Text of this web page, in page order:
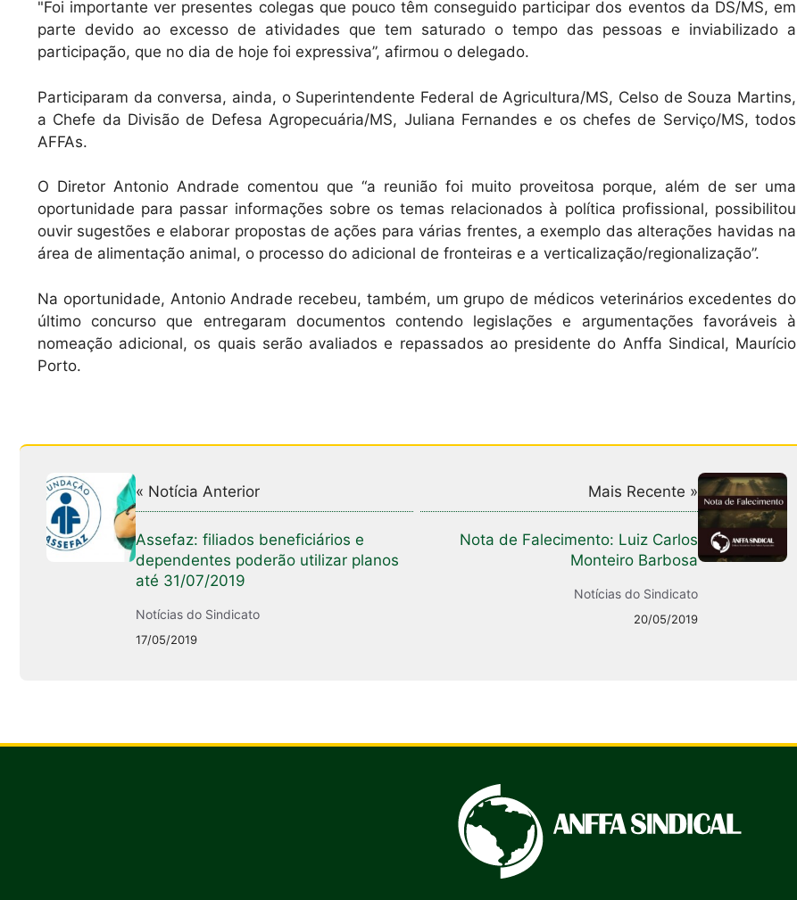
"Foi importante ver presentes colegas que pouco têm conseguido participar dos eventos da DS/MS, em
parte devido ao excesso de atividades que tem saturado o tempo das pessoas e inviabilizado a
participação, que no dia de hoje foi expressiva”, afirmou o delegado.
Participaram da conversa, ainda, o Superintendente Federal de Agricultura/MS, Celso de Souza Martins,
a Chefe da Divisão de Defesa Agropecuária/MS, Juliana Fernandes e os chefes de Serviço/MS, todos
AFFAs.
O Diretor Antonio Andrade comentou que “a reunião foi muito proveitosa porque, além de ser uma
oportunidade para passar informações sobre os temas relacionados à política profissional, possibilitou
ouvir sugestões e elaborar propostas de ações para várias frentes, a exemplo das alterações havidas na
área de alimentação animal, o processo do adicional de fronteiras e a verticalização/regionalização”.
Na oportunidade, Antonio Andrade recebeu, também, um grupo de médicos veterinários excedentes do
último concurso que entregaram documentos contendo legislações e argumentações favoráveis à
nomeação adicional, os quais serão avaliados e repassados ao presidente do Anffa Sindical, Maurício
Porto.
« Notícia Anterior
Assefaz: filiados beneficiários e
dependentes poderão utilizar planos
até 31/07/2019
Notícias do Sindicato
17/05/2019
Mais Recente »
Nota de Falecimento: Luiz Carlos
Monteiro Barbosa
Notícias do Sindicato
20/05/2019